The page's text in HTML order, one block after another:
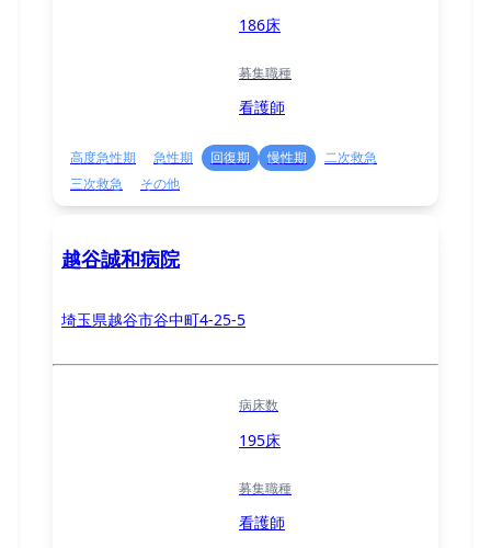
186床
募集職種
看護師
高度急性期 急性期 回復期 慢性期
二次救急
三次救急
その他
越谷誠和病院
埼玉県越谷市谷中町4-25-5
病床数
195床
募集職種
看護師